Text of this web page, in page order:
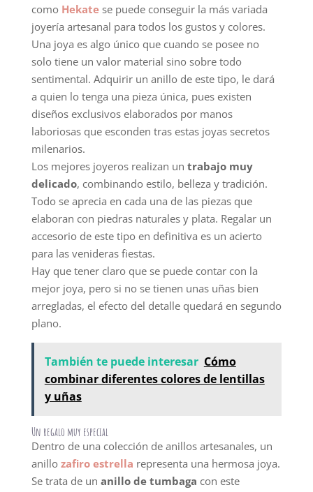
como Hekatese puede conseguir la más variada
joyería artesanal para todos los gustos y colores.
Una joya es algo único que cuando se posee no
solo tiene un valor material sino sobre todo
sentimental. Adquirir un anillo de este tipo, le dará
a quien lo tenga una pieza única, pues existen
diseños exclusivos elaborados por manos
laboriosas que esconden tras estas joyas secretos
milenarios.
Los mejores joyeros realizan un trabajo muy
delicado, combinando estilo, belleza y tradición.
Todo se aprecia en cada una de las piezas que
elaboran con piedras naturales y plata. Regalar un
accesorio de este tipo en definitiva es un acierto
para las venideras fiestas.
Hay que tener claro que se puede contar con la
mejor joya, pero si no se tienen unas uñas bien
arregladas, el efecto del detalle quedará en segundo
plano.
También te puede interesar Cómo
combinar diferentes colores de lentillas
y uñas
Un regalo muy especial
Dentro de una colección de anillos artesanales, un
anillo zafiro estrella representa una hermosa joya.
Se trata de un anillo de tumbaga con este